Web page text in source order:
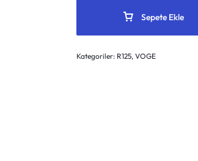
Sepete Ekle
Kategoriler: R125,VOGE